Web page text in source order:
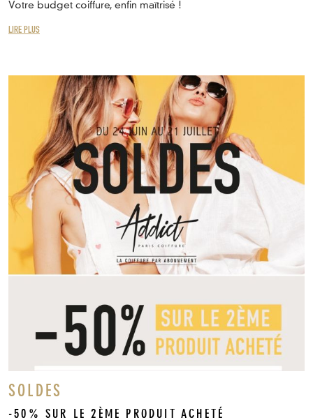
Votre budget coiffure, enfin maîtrisé !
LIRE PLUS
SOLDES
-50% SUR LE 2ÈME PRODUIT ACHETÉ